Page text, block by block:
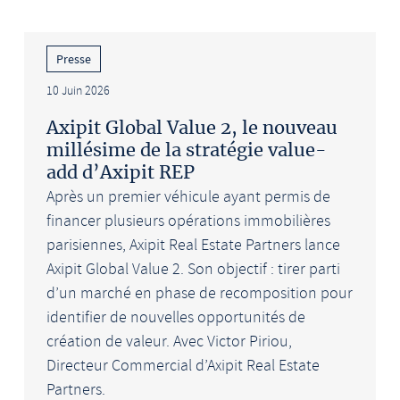
Presse
10 Juin 2026
Axipit Global Value 2, le nouveau
millésime de la stratégie value-
add d’Axipit REP
Après un premier véhicule ayant permis de
financer plusieurs opérations immobilières
parisiennes, Axipit Real Estate Partners lance
Axipit Global Value 2. Son objectif : tirer parti
d’un marché en phase de recomposition pour
identifier de nouvelles opportunités de
création de valeur. Avec Victor Piriou,
Directeur Commercial d’Axipit Real Estate
Partners.